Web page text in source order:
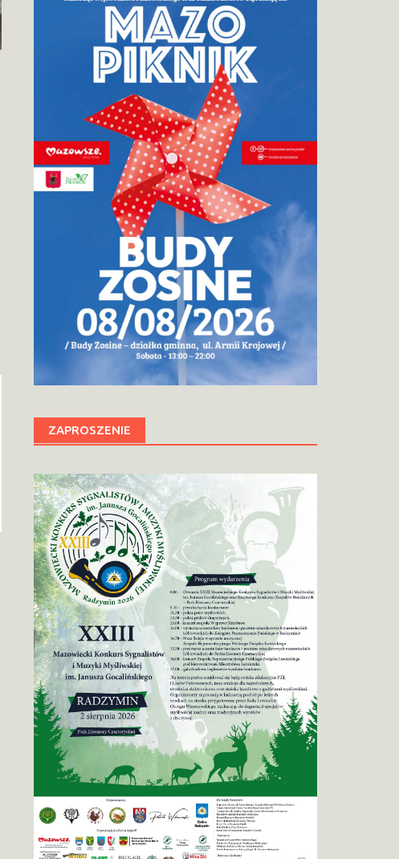
ZAPROSZENIE